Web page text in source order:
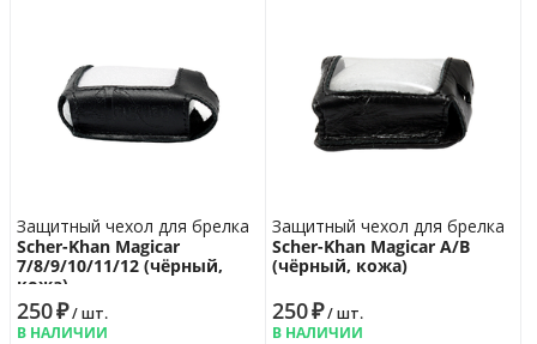
Защитный чехол для брелка
Scher-Khan Magicar
7/8/9/10/11/12 (чёрный,
кожа)
250₽/ шт.
В НАЛИЧИИ
Защитный чехол для брелка
Scher-Khan Magicar A/B
(чёрный, кожа)
250₽/ шт.
В НАЛИЧИИ